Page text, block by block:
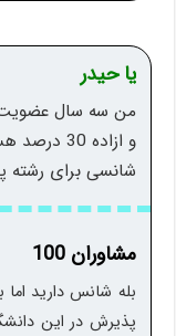
یا حیدر
من سه سال عضویت
شانسی برای رشته
مشاوران 100
بله شانس دارید
پذیرش در این